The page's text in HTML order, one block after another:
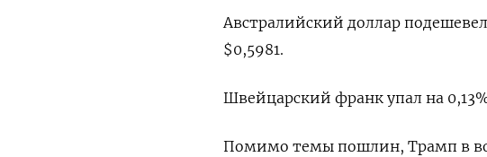
Австралийский доллар
$0,5981​.
Швейцарский франк упал на
Помимо темы пошлин, Трамп в